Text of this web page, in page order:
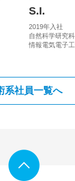
S.I.
2019年入社
自然科学研究科
情報電気電子
系社員一覧へ